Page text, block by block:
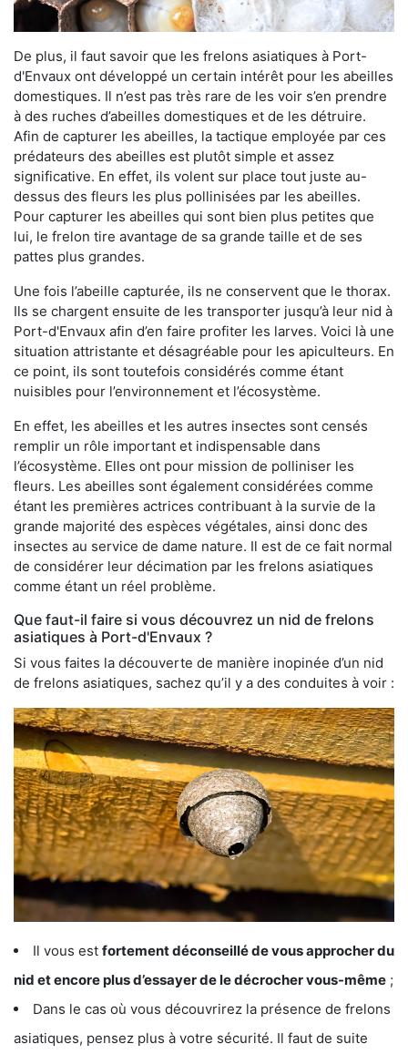
De plus, il faut savoir que les frelons asiatiques à Port-
d'Envaux ont développé un certain intérêt pour les abeilles
domestiques. Il n’est pas très rare de les voir s’en prendre
à des ruches d’abeilles domestiques et de les détruire.
Afin de capturer les abeilles, la tactique employée par ces
prédateurs des abeilles est plutôt simple et assez
significative. En effet, ils volent sur place tout juste au-
dessus des fleurs les plus pollinisées par les abeilles.
Pour capturer les abeilles qui sont bien plus petites que
lui, le frelon tire avantage de sa grande taille et de ses
pattes plus grandes.
Une fois l’abeille capturée, ils ne conservent que le thorax.
Ils se chargent ensuite de les transporter jusqu’à leur nid à
Port-d'Envaux afin d’en faire profiter les larves. Voici là une
situation attristante et désagréable pour les apiculteurs. En
ce point, ils sont toutefois considérés comme étant
nuisibles pour l’environnement et l’écosystème.
En effet, les abeilles et les autres insectes sont censés
remplir un rôle important et indispensable dans
l’écosystème. Elles ont pour mission de polliniser les
fleurs. Les abeilles sont également considérées comme
étant les premières actrices contribuant à la survie de la
grande majorité des espèces végétales, ainsi donc des
insectes au service de dame nature. Il est de ce fait normal
de considérer leur décimation par les frelons asiatiques
comme étant un réel problème.
Que faut-il faire si vous découvrez un nid de frelons
asiatiques à Port-d'Envaux ?
Si vous faites la découverte de manière inopinée d’un nid
de frelons asiatiques, sachez qu’il y a des conduites à voir :
Il vous est fortement déconseillé de vous approcher du
nid et encore plus d’essayer de le décrocher vous-même ;
Dans le cas où vous découvrirez la présence de frelons
asiatiques, pensez plus à votre sécurité. Il faut de suite